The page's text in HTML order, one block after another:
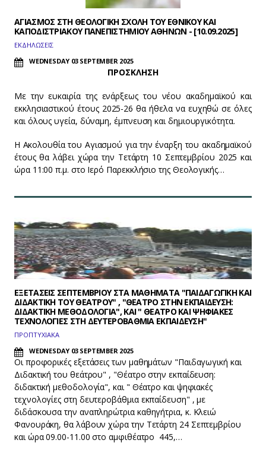
ΑΓΙΑΣΜΟΣ ΣΤΗ ΘΕΟΛΟΓΙΚΗ ΣΧΟΛΗ ΤΟΥ ΕΘΝΙΚΟΥ ΚΑΙ
ΚΑΠΟΔΙΣΤΡΙΑΚΟΥ ΠΑΝΕΠΙΣΤΗΜΙΟΥ ΑΘΗΝΩΝ - [10.09.2025]
ΕΚΔΗΛΩΣΕΙΣ
WEDNESDAY 03 SEPTEMBER 2025
ΠΡΟΣΚΛΗΣΗ
Με την ευκαιρία της ενάρξεως του νέου ακαδημαϊκού και
εκκλησιαστικού έτους 2025-26 θα ήθελα να ευχηθώ σε όλες
και όλους υγεία, δύναμη, έμπνευση και δημιουργικότητα.
Η Ακολουθία του Αγιασμού για την έναρξη του ακαδημαϊκού
έτους θα λάβει χώρα την Τετάρτη 10 Σεπτεμβρίου 2025 και
ώρα 11:00 π.μ. στο Ιερό Παρεκκλήσιο της Θεολογικής…
ΕΞΕΤΑΣΕΙΣ ΣΕΠΤΕΜΒΡΙΟΥ ΣΤΑ ΜΑΘΗΜΑΤΑ "ΠΑΙΔΑΓΩΓΙΚΗ ΚΑΙ
ΔΙΔΑΚΤΙΚΗ ΤΟΥ ΘΕΑΤΡΟΥ" , "ΘΕΑΤΡΟ ΣΤΗΝ ΕΚΠΑΙΔΕΥΣΗ:
ΔΙΔΑΚΤΙΚΗ ΜΕΘΟΔΟΛΟΓΙΑ", ΚΑΙ " ΘΕΑΤΡΟ ΚΑΙ ΨΗΦΙΑΚΕΣ
ΤΕΧΝΟΛΟΓΙΕΣ ΣΤΗ ΔΕΥΤΕΡΟΒΑΘΜΙΑ ΕΚΠΑΙΔΕΥΣΗ"
ΠΡΟΠΤΥΧΙΑΚΑ
WEDNESDAY 03 SEPTEMBER 2025
Οι προφορικές εξετάσεις των μαθημάτων "Παιδαγωγική και
Διδακτική του θεάτρου" , "Θέατρο στην εκπαίδευση:
διδακτική μεθοδολογία", και " Θέατρο και ψηφιακές
τεχνολογίες στη δευτεροβάθμια εκπαίδευση" , με
διδάσκουσα την αναπληρώτρια καθηγήτρια, κ. Κλειώ
Φανουράκη, θα λάβουν χώρα την Τετάρτη 24 Σεπτεμβρίου
και ώρα 09.00-11.00 στο αμφιθέατρο 445,…